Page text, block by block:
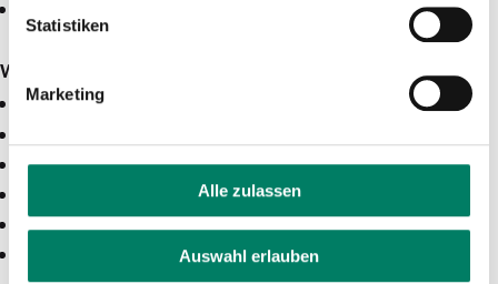
Statistiken
Marketing
Alle zulassen
Auswahl erlauben
Westfalen-Lippe:
Stadt Ahlen
Stadt Horn-Bad Meinberg
Stadt Lüdinghausen